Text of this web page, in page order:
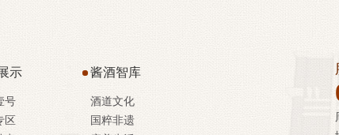
示
号
区
酱酒智库
酒道文化
国粹非遗